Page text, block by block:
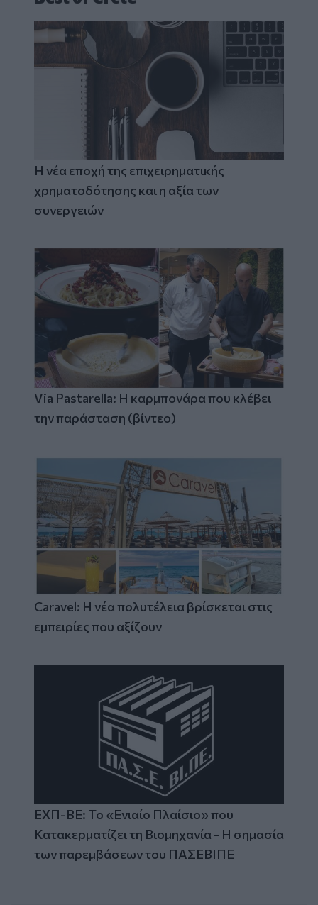
Η νέα εποχή της επιχειρηματικής
χρηματοδότησης και η αξία των
συνεργειών
Via Pastarella: Η καρμπονάρα που κλέβει
την παράσταση (βίντεο)
Caravel: Η νέα πολυτέλεια βρίσκεται στις
εμπειρίες που αξίζουν
ΕΧΠ-ΒΕ: Το «Ενιαίο Πλαίσιο» που
Κατακερματίζει τη Βιομηχανία - Η σημασία
των παρεμβάσεων του ΠΑΣΕΒΙΠΕ